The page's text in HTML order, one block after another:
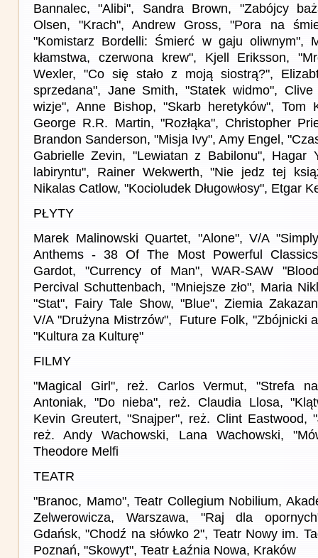
Bannalec, "Alibi", Sandra Brown, "Zabójcy
Olsen, "Krach", Andrew Gross, "Pora na
"Komistarz Bordelli: Śmierć w gaju oliwnym",
kłamstwa, czerwona krew", Kjell Eriksson,
Wexler, "Co się stało z moją siostrą?",
sprzedana", Jane Smith, "Statek widmo", Clive
wizje", Anne Bishop, "Skarb heretyków", Tom
George R.R. Martin, "Rozłąka", Christopher
Brandon Sanderson, "Misja Ivy", Amy Engel,
Gabrielle Zevin, "Lewiatan z Babilonu", Hagar
labiryntu", Rainer Wekwerth, "Nie jedz tej
Nikalas Catlow, "Kocioludek Długowłosy", Etgar
PŁYTY
Marek Malinowski Quartet, "Alone", V/A
Anthems - 38 Of The Most Powerful
Gardot, "Currency of Man", WAR-SAW
Percival Schuttenbach, "Mniejsze zło", Maria
"Stat", Fairy Tale Show, "Blue", Ziemia
V/A "Drużyna Mistrzów", Future Folk, "Zbójnicki
"Kultura za Kulturę"
FILMY
"Magical Girl", reż. Carlos Vermut, "Strefa
Antoniak, "Do nieba", reż. Claudia Llosa,
Kevin Greutert, "Snajper", reż. Clint Eastwood,
reż. Andy Wachowski, Lana Wachowski,
Theodore Melfi
TEATR
"Branoc, Mamo", Teatr Collegium Nobilium,
Zelwerowicza, Warszawa, "Raj dla
Gdańsk, "Chodź na słówko 2", Teatr Nowy im.
Poznań, "Skowyt", Teatr Łaźnia Nowa, Kraków